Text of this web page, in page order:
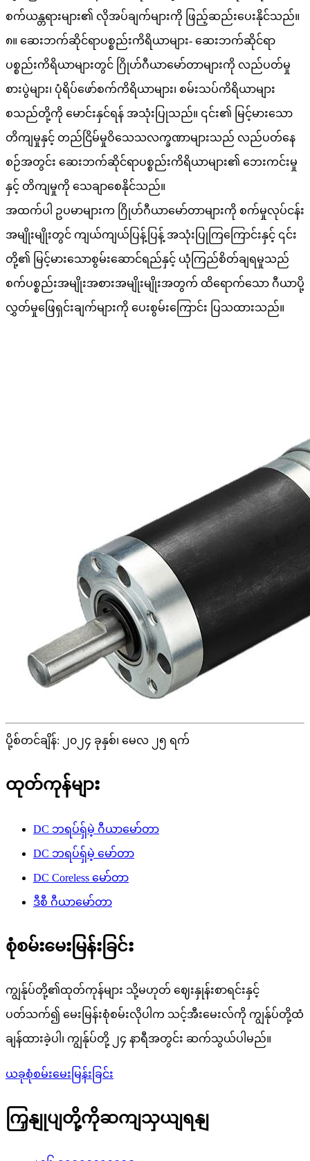
စက်ယန္တရားများ၏ လိုအပ်ချက်များကို ဖြည့်ဆည်းပေးနိုင်သည်။
၈။ ဆေးဘက်ဆိုင်ရာပစ္စည်းကိရိယာများ- ဆေးဘက်ဆိုင်ရာ
ပစ္စည်းကိရိယာများတွင် ဂြိုဟ်ဂီယာမော်တာများကို လည်ပတ်မှု
စားပွဲများ၊ ပုံရိပ်ဖော်စက်ကိရိယာများ၊ စမ်းသပ်ကိရိယာများ
စသည်တို့ကို မောင်းနှင်ရန် အသုံးပြုသည်။ ၎င်း၏ မြင့်မားသော
တိကျမှုနှင့် တည်ငြိမ်မှုဝိသေသလက္ခဏာများသည် လည်ပတ်နေ
စဉ်အတွင်း ဆေးဘက်ဆိုင်ရာပစ္စည်းကိရိယာများ၏ ဘေးကင်းမှု
နှင့် တိကျမှုကို သေချာစေနိုင်သည်။
အထက်ပါ ဥပမာများက ဂြိုဟ်ဂီယာမော်တာများကို စက်မှုလုပ်ငန်း
အမျိုးမျိုးတွင် ကျယ်ကျယ်ပြန့်ပြန့် အသုံးပြုကြကြောင်းနှင့် ၎င်း
တို့၏ မြင့်မားသောစွမ်းဆောင်ရည်နှင့် ယုံကြည်စိတ်ချရမှုသည်
စက်ပစ္စည်းအမျိုးအစားအမျိုးမျိုးအတွက် ထိရောက်သော ဂီယာပို့
လွှတ်မှုဖြေရှင်းချက်များကို ပေးစွမ်းကြောင်း ပြသထားသည်။
ပို့စ်တင်ချိန်: ၂၀၂၄ ခုနှစ်၊ မေလ ၂၅ ရက်
ထုတ်ကုန်များ
DC ဘရပ်ရှ်မဲ့ ဂီယာမော်တာ
DC ဘရပ်ရှ်မဲ့ မော်တာ
DC Coreless မော်တာ
ဒီစီ ဂီယာမော်တာ
စုံစမ်းမေးမြန်းခြင်း
ကျွန်ုပ်တို့၏ထုတ်ကုန်များ သို့မဟုတ် ဈေးနှုန်းစာရင်းနှင့်
ပတ်သက်၍ မေးမြန်းစုံစမ်းလိုပါက သင့်အီးမေးလ်ကို ကျွန်ုပ်တို့ထံ
ချန်ထားခဲ့ပါ၊ ကျွန်ုပ်တို့ ၂၄ နာရီအတွင်း ဆက်သွယ်ပါမည်။
ယခုစုံစမ်းမေးမြန်းခြင်း
ကြှနျုပျတို့ကိုဆကျသှယျရနျ